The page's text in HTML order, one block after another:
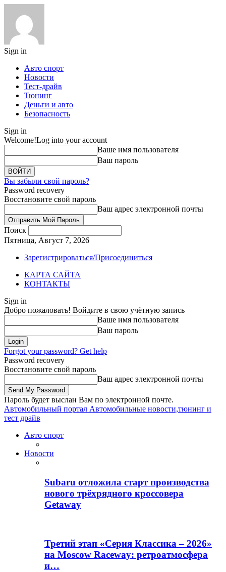
Sign in
Авто спорт
Новости
Тест-драйв
Тюнинг
Деньги и авто
Безопасность
Sign in
Welcome!Log into your account
Ваше имя пользователя
Ваш пароль
Вы забыли свой пароль?
Password recovery
Восстановите свой пароль
Ваш адрес электронной почты
Поиск
Пятница, Август 7, 2026
Зарегистрироваться/Присоединиться
КАРТА САЙТА
КОНТАКТЫ
Sign in
Добро пожаловать! Войдите в свою учётную запись
Ваше имя пользователя
Ваш пароль
Forgot your password? Get help
Password recovery
Восстановите свой пароль
Ваш адрес электронной почты
Пароль будет выслан Вам по электронной почте.
Автомобильный портал Автомобильные новости,тюнинг и
тест драйв
Авто спорт
Новости
Subaru отложила старт производства
нового трёхрядного кроссовера
Getaway
Третий этап «Серия Классика – 2026»
на Moscow Raceway: ретроатмосфера
и…